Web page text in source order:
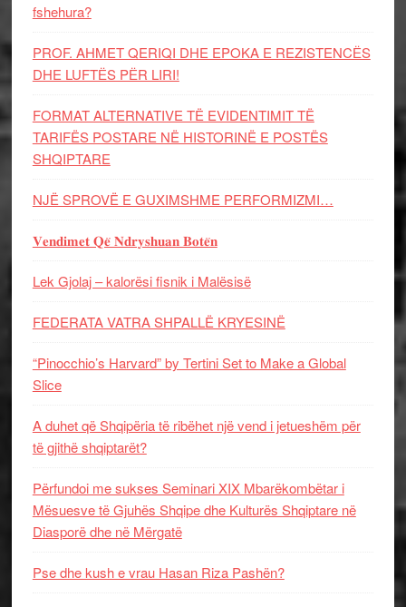
fshehura?
PROF. AHMET QERIQI DHE EPOKA E REZISTENCЁS
DHE LUFTЁS PЁR LIRI!
FORMAT ALTERNATIVE TË EVIDENTIMIT TË
TARIFËS POSTARE NË HISTORINË E POSTËS
SHQIPTARE
NJË SPROVË E GUXIMSHME PERFORMIZMI…
𝐕𝐞𝐧𝐝𝐢𝐦𝐞𝐭 𝐐𝐞̈ 𝐍𝐝𝐫𝐲𝐬𝐡𝐮𝐚𝐧 𝐁𝐨𝐭𝐞̈𝐧
Lek Gjolaj – kalorësi fisnik i Malësisë
FEDERATA VATRA SHPALLË KRYESINË
“Pinocchio’s Harvard” by Tertini Set to Make a Global
Slice
A duhet që Shqipëria të ribëhet një vend i jetueshëm për
të gjithë shqiptarët?
Përfundoi me sukses Seminari XIX Mbarëkombëtar i
Mësuesve të Gjuhës Shqipe dhe Kulturës Shqiptare në
Diasporë dhe në Mërgatë
Pse dhe kush e vrau Hasan Riza Pashën?